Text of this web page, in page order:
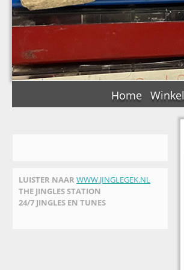
Home Winkel
LUISTER NAAR WWW.JINGLEGEK.NL
THE JINGLES STATION
24/7 JINGLES EN TUNES